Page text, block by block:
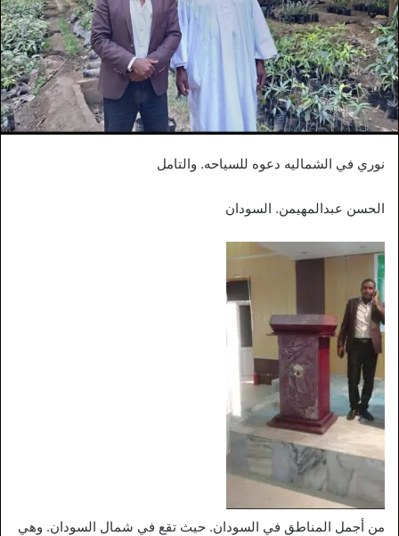
نوري في الشماليه دعوه للسياحه. والتامل
الحسن عبدالمهيمن. السودان
من أجمل المناطق في السودان. حيث تقع في شمال السودان. وهي